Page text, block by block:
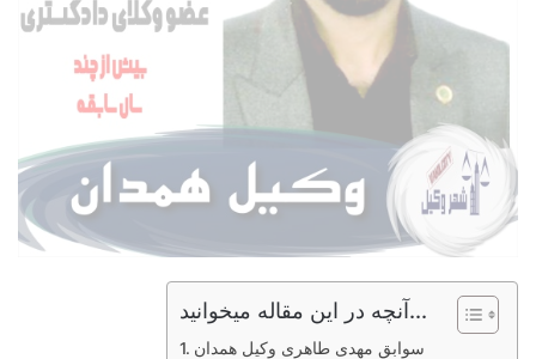
آنچه در این مقاله میخوانید...
سوابق مهدی طاهری وکیل همدان